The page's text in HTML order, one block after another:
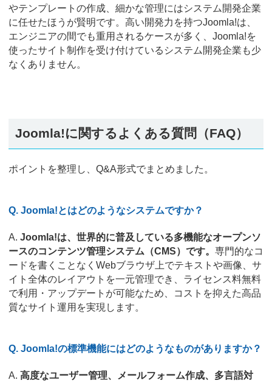
やテンプレートの作成、細かな管理にはシステム開発企業
に任せたほうが賢明です。高い開発力を持つJoomla!は、
エンジニアの間でも重用されるケースが多く、Joomla!を
使ったサイト制作を受け付けているシステム開発企業も少
なくありません。
Joomla!に関するよくある質問（FAQ）
ポイントを整理し、Q&A形式でまとめました。
Q. Joomla!とはどのようなシステムですか？
A. Joomla!は、世界的に普及している多機能なオープンソ
ースのコンテンツ管理システム（CMS）です。 専門的なコ
ードを書くことなくWebブラウザ上でテキストや画像、サ
イト全体のレイアウトを一元管理でき、ライセンス料無料
で利用・アップデートが可能なため、コストを抑えた高品
質なサイト運用を実現します。
Q. Joomla!の標準機能にはどのようなものがありますか？
A. 高度なユーザー管理、メールフォーム作成、多言語対